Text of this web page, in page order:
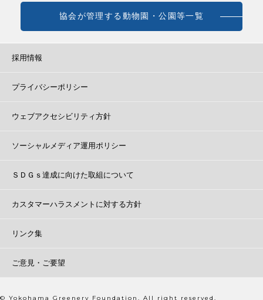
協会が管理する動物園・公園等一覧
採用情報
プライバシーポリシー
ウェブアクセシビリティ方針
ソーシャルメディア運用ポリシー
ＳＤＧｓ達成に向けた取組について
カスタマーハラスメントに対する方針
リンク集
ご意見・ご要望
© Yokohama Greenery Foundation. All right reserved.